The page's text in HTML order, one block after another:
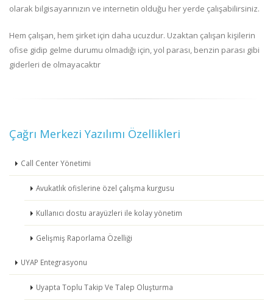
olarak bilgisayarınızın ve internetin olduğu her yerde çalışabilirsiniz.
Hem çalışan, hem şirket için daha ucuzdur. Uzaktan çalışan kişilerin
ofise gidip gelme durumu olmadığı için, yol parası, benzin parası gibi
giderleri de olmayacaktır
Çağrı Merkezi Yazılımı Özellikleri
Call Center Yönetimi
Avukatlık ofislerine özel çalışma kurgusu
Kullanıcı dostu arayüzleri ile kolay yönetim
Gelişmiş Raporlama Özelliği
UYAP Entegrasyonu
Uyapta Toplu Takip Ve Talep Oluşturma